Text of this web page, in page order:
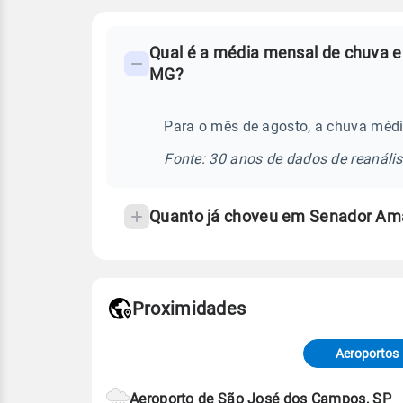
Perguntas
temperatura
Qual é a média mensal de chuva
MG?
Para o mês de agosto, a chuva
Fonte: 30 anos de dados de
Quanto já choveu em Senador
de Tempo e Estudos Climáticos
Proximidades
Aeroportos
Aeroporto de São José dos Campos, SP